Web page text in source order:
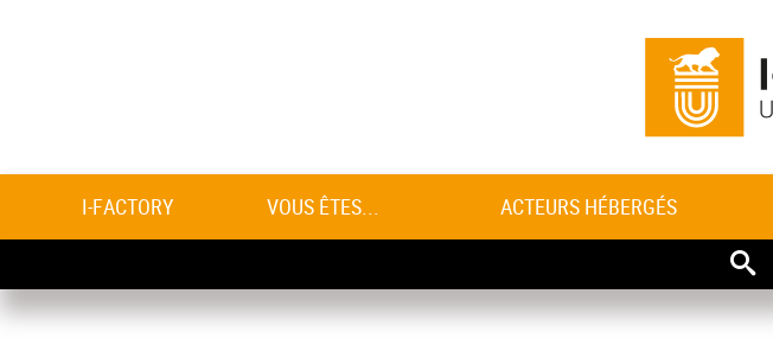
I-FACTORY VOUS ÊTES... ACTEURS HÉBERGÉS